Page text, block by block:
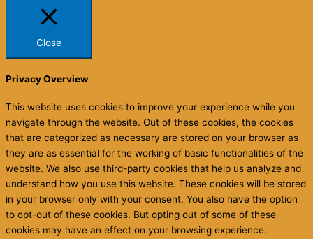
Close
Privacy Overview
This website uses cookies to improve your experience while you
navigate through the website. Out of these cookies, the cookies
that are categorized as necessary are stored on your browser as
they are as essential for the working of basic functionalities of the
website. We also use third-party cookies that help us analyze and
understand how you use this website. These cookies will be stored
in your browser only with your consent. You also have the option
to opt-out of these cookies. But opting out of some of these
cookies may have an effect on your browsing experience.